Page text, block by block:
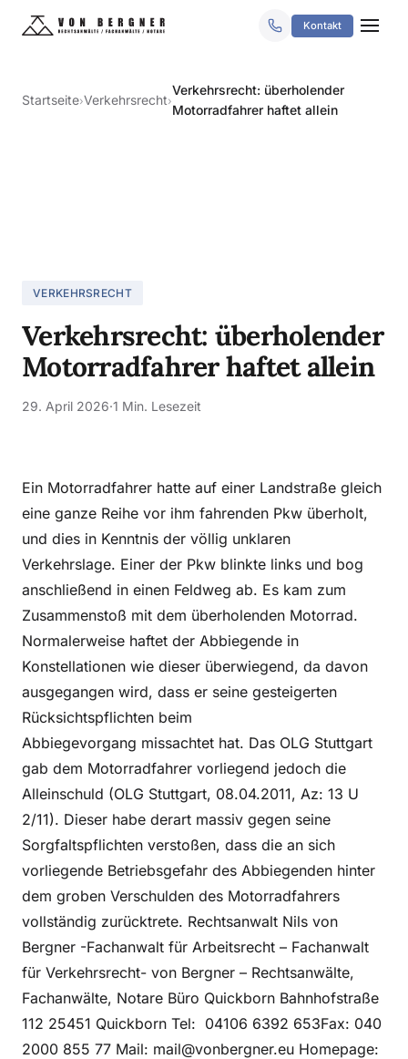
Kontakt
Startseite›Verkehrsrecht›
Verkehrsrecht: überholender
Motorradfahrer haftet allein
VERKEHRSRECHT
Verkehrsrecht: überholender
Motorradfahrer haftet allein
29. April 2026·1 Min. Lesezeit
Ein Motorradfahrer hatte auf einer Landstraße gleich
eine ganze Reihe vor ihm fahrenden Pkw überholt,
und dies in Kenntnis der völlig unklaren
Verkehrslage. Einer der Pkw blinkte links und bog
anschließend in einen Feldweg ab. Es kam zum
Zusammenstoß mit dem überholenden Motorrad.
Normalerweise haftet der Abbiegende in
Konstellationen wie dieser überwiegend, da davon
ausgegangen wird, dass er seine gesteigerten
Rücksichtspflichten beim
Abbiegevorgang missachtet hat. Das OLG Stuttgart
gab dem Motorradfahrer vorliegend jedoch die
Alleinschuld (OLG Stuttgart, 08.04.2011, Az: 13 U
2/11). Dieser habe derart massiv gegen seine
Sorgfaltspflichten verstoßen, dass die an sich
vorliegende Betriebsgefahr des Abbiegenden hinter
dem groben Verschulden des Motorradfahrers
vollständig zurücktrete. Rechtsanwalt Nils von
Bergner -Fachanwalt für Arbeitsrecht – Fachanwalt
für Verkehrsrecht- von Bergner – Rechtsanwälte,
Fachanwälte, Notare Büro Quickborn Bahnhofstraße
112 25451 Quickborn Tel: 04106 6392 653Fax: 040
2000 855 77 Mail: mail@vonbergner.eu Homepage: